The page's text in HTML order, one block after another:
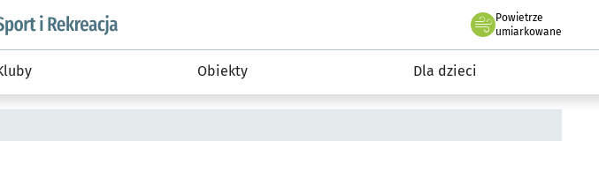
wroclaw.pl podserwis: Sport i rekreacja
Powietrze
we Wrocławiu
umiarkowane
Obiekty Dla dzieci